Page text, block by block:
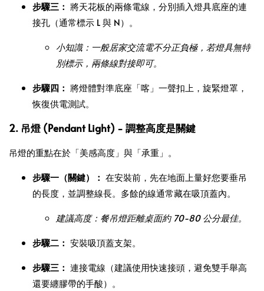
步驟三： 將天花板的兩條電線，分別插入燈具底座的連
接孔（通常標示 L 與 N）。
小知識：一般居家交流電不分正負極，若燈具無特
別標示，兩條線對接即可。
步驟四： 將燈體對準底座「喀」一聲扣上，旋緊燈罩，
恢復供電測試。
2. 吊燈 (Pendant Light) - 調整高度是關鍵
吊燈的重點在於「美感高度」與「承重」。
步驟一（關鍵）： 在安裝前，先在地面上量好您要垂吊
的長度，並調整線長。多餘的線通常藏在吸頂蓋內。
建議高度：餐吊燈距離桌面約 70-80 公分最佳。
步驟二： 安裝吸頂蓋支架。
步驟三： 連接電線（建議使用快速接頭，避免雙手舉高
還要纏膠帶的手酸）。